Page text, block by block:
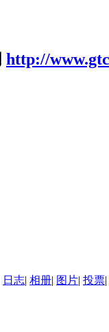
http://
日志| 相册| 图片| 投票|